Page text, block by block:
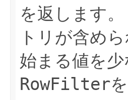
を返します。
トリが含めら
始まる値を
RowFilter